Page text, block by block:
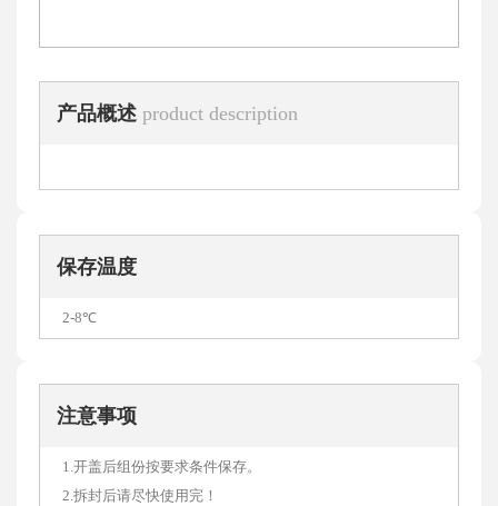
说明书下载 COA下载
产品概述 product description
保存温度
2-8℃
注意事项
1.开盖后组份按要求条件保存。
2.拆封后请尽快使用完！